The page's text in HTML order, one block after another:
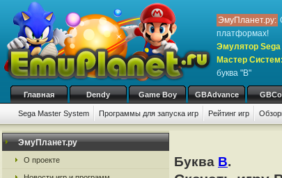
ЭмуПланет.ру:
платформах!
Эмулятор Sega
Мастер Систем:
буква "B"
Главная Dendy Game Boy GBAdvance
Sega Master System Программы для запуска игр Рейтинг игр
ЭмуПланет.ру
О проекте Буква B.